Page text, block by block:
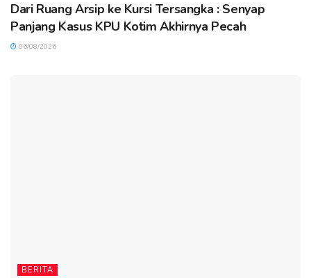
Dari Ruang Arsip ke Kursi Tersangka : Senyap
Panjang Kasus KPU Kotim Akhirnya Pecah
06/08/2026
BERITA